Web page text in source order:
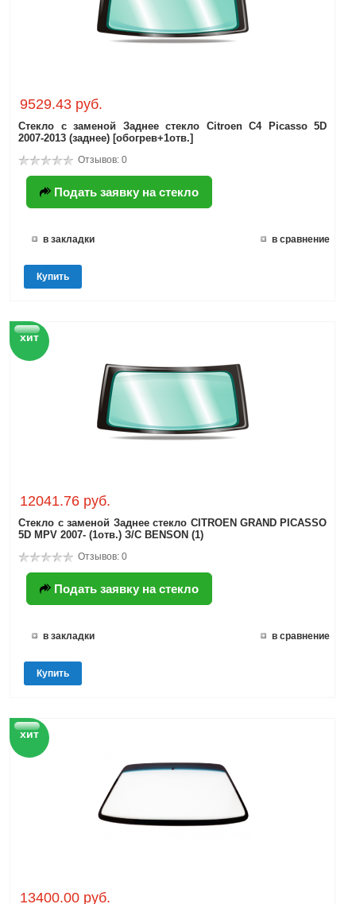
9529.43 руб.
Стекло с заменой Заднее стекло Citroen C4 Picasso 5D
2007-2013 (заднее) [обогрев+1отв.]
Отзывов: 0
Подать заявку на стекло
в закладки в сравнение
Купить
хит
12041.76 руб.
Стекло с заменой Заднее стекло CITROEN GRAND PICASSO
5D MPV 2007- (1отв.) З/С BENSON (1)
Отзывов: 0
Подать заявку на стекло
в закладки в сравнение
Купить
хит
13400.00 руб.